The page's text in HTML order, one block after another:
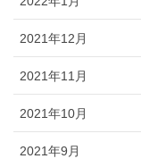
2021年12月
2021年11月
2021年10月
2021年9月